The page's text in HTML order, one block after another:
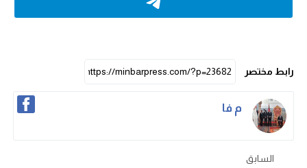
رابط مختصر
م فا
السابق